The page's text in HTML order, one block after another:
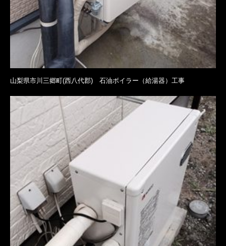
山梨県市川三郷町(西八代郡) 石油ボイラー（給湯器）工事